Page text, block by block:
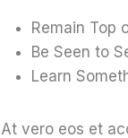
Remain Top
Be Seen to
Learn
At vero eos et